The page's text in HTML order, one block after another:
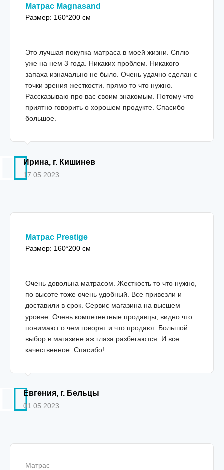
Матрас Magnasand
Размер: 160*200 см
Это лучшая покупка матраса в моей жизни. Сплю
уже на нем 3 года. Никаких проблем. Никакого
запаха изначально не было. Очень удачно сделан с
точки зрения жесткости. прямо то что нужно.
Рассказываю про вас своим знакомым. Потому что
приятно говорить о хорошем продукте. Спасибо
большое.
Ирина, г. Кишинев
17.05.2023
Матрас Prestige
Размер: 160*200 см
Очень довольна матрасом. Жесткость то что нужно,
по высоте тоже очень удобный. Все привезли и
доставили в срок. Сервис магазина на высшем
уровне. Очень компетентные продавцы, видно что
понимают о чем говорят и что продают. Большой
выбор в магазине аж глаза разбегаются. И все
качественное. Спасибо!
Евгения, г. Бельцы
01.05.2023
Матрас